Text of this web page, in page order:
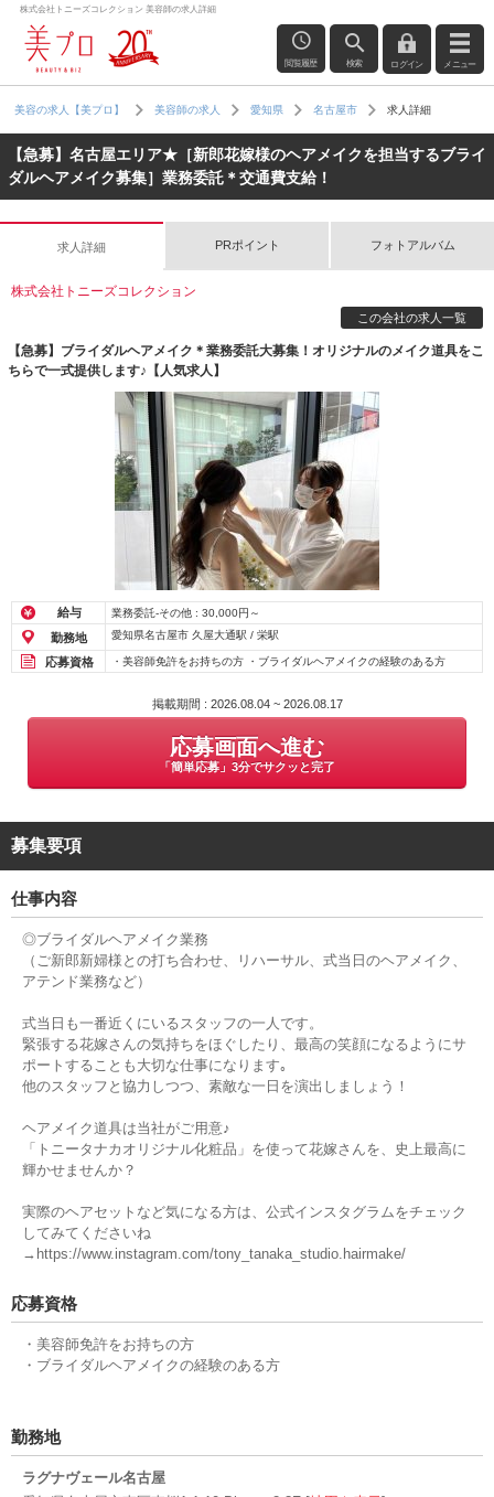
株式会社トニーズコレクション 美容師の求人詳細
閲覧履歴 検索 ログイン メニュー
美容の求人【美プロ】 美容師の求人 愛知県 名古屋市 求人詳細
【急募】名古屋エリア★［新郎花嫁様のヘアメイクを担当するブライ
ダルヘアメイク募集］業務委託＊交通費支給！
求人詳細 PRポイント フォトアルバム
株式会社トニーズコレクション
この会社の求人一覧
【急募】ブライダルヘアメイク＊業務委託大募集！オリジナルのメイク道具をこ
ちらで一式提供します♪【人気求人】
給与 業務委託-その他 : 30,000円～
勤務地 愛知県名古屋市 久屋大通駅 / 栄駅
応募資格 ・美容師免許をお持ちの方 ・ブライダルヘアメイクの経験のある方
掲載期間 : 2026.08.04 ~ 2026.08.17
応募画面へ進む
「簡単応募」3分でサクッと完了
募集要項
仕事内容
◎ブライダルヘアメイク業務
（ご新郎新婦様との打ち合わせ、リハーサル、式当日のヘアメイク、
アテンド業務など）
式当日も一番近くにいるスタッフの一人です。
緊張する花嫁さんの気持ちをほぐしたり、最高の笑顔になるようにサ
ポートすることも大切な仕事になります｡
他のスタッフと協力しつつ、素敵な一日を演出しましょう！
ヘアメイク道具は当社がご用意♪
「トニータナカオリジナル化粧品」を使って花嫁さんを、史上最高に
輝かせませんか？
実際のヘアセットなど気になる方は、公式インスタグラムをチェック
してみてくださいね
→https://www.instagram.com/tony_tanaka_studio.hairmake/
応募資格
・美容師免許をお持ちの方
・ブライダルヘアメイクの経験のある方
勤務地
ラグナヴェール名古屋